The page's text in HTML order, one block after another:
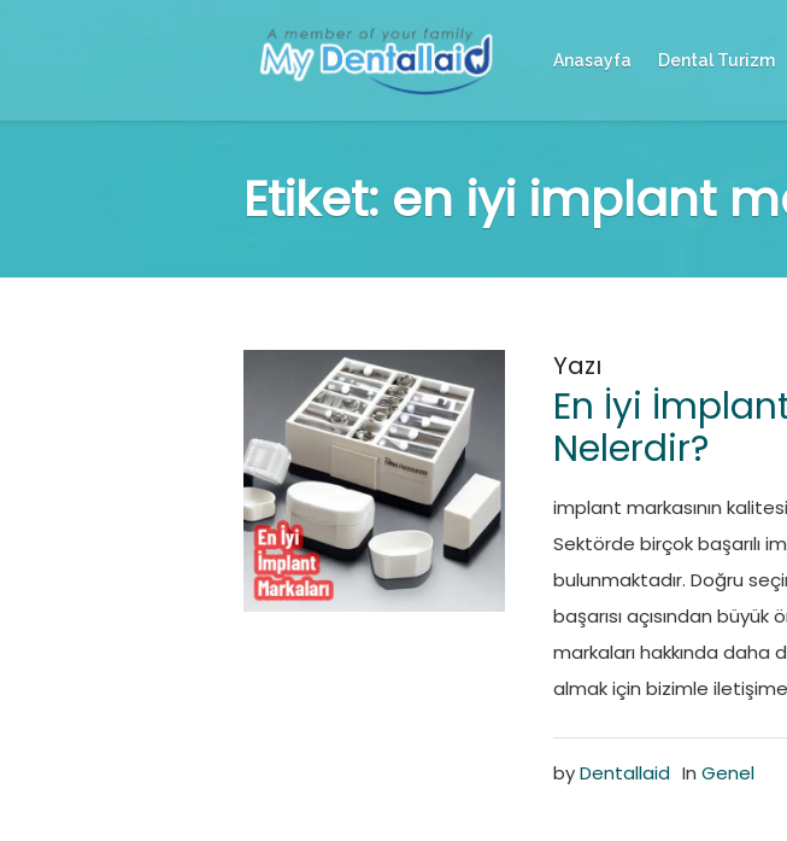
Anasayfa Dental Turizm
Etiket: en iyi implant
Yazı
En İyi
Nelerdir?
implant markasının
Sektörde birçok başarılı
bulunmaktadır. Doğru
başarısı açısından büyük
markaları hakkında daha
almak için bizimle
byDentallaid InGenel